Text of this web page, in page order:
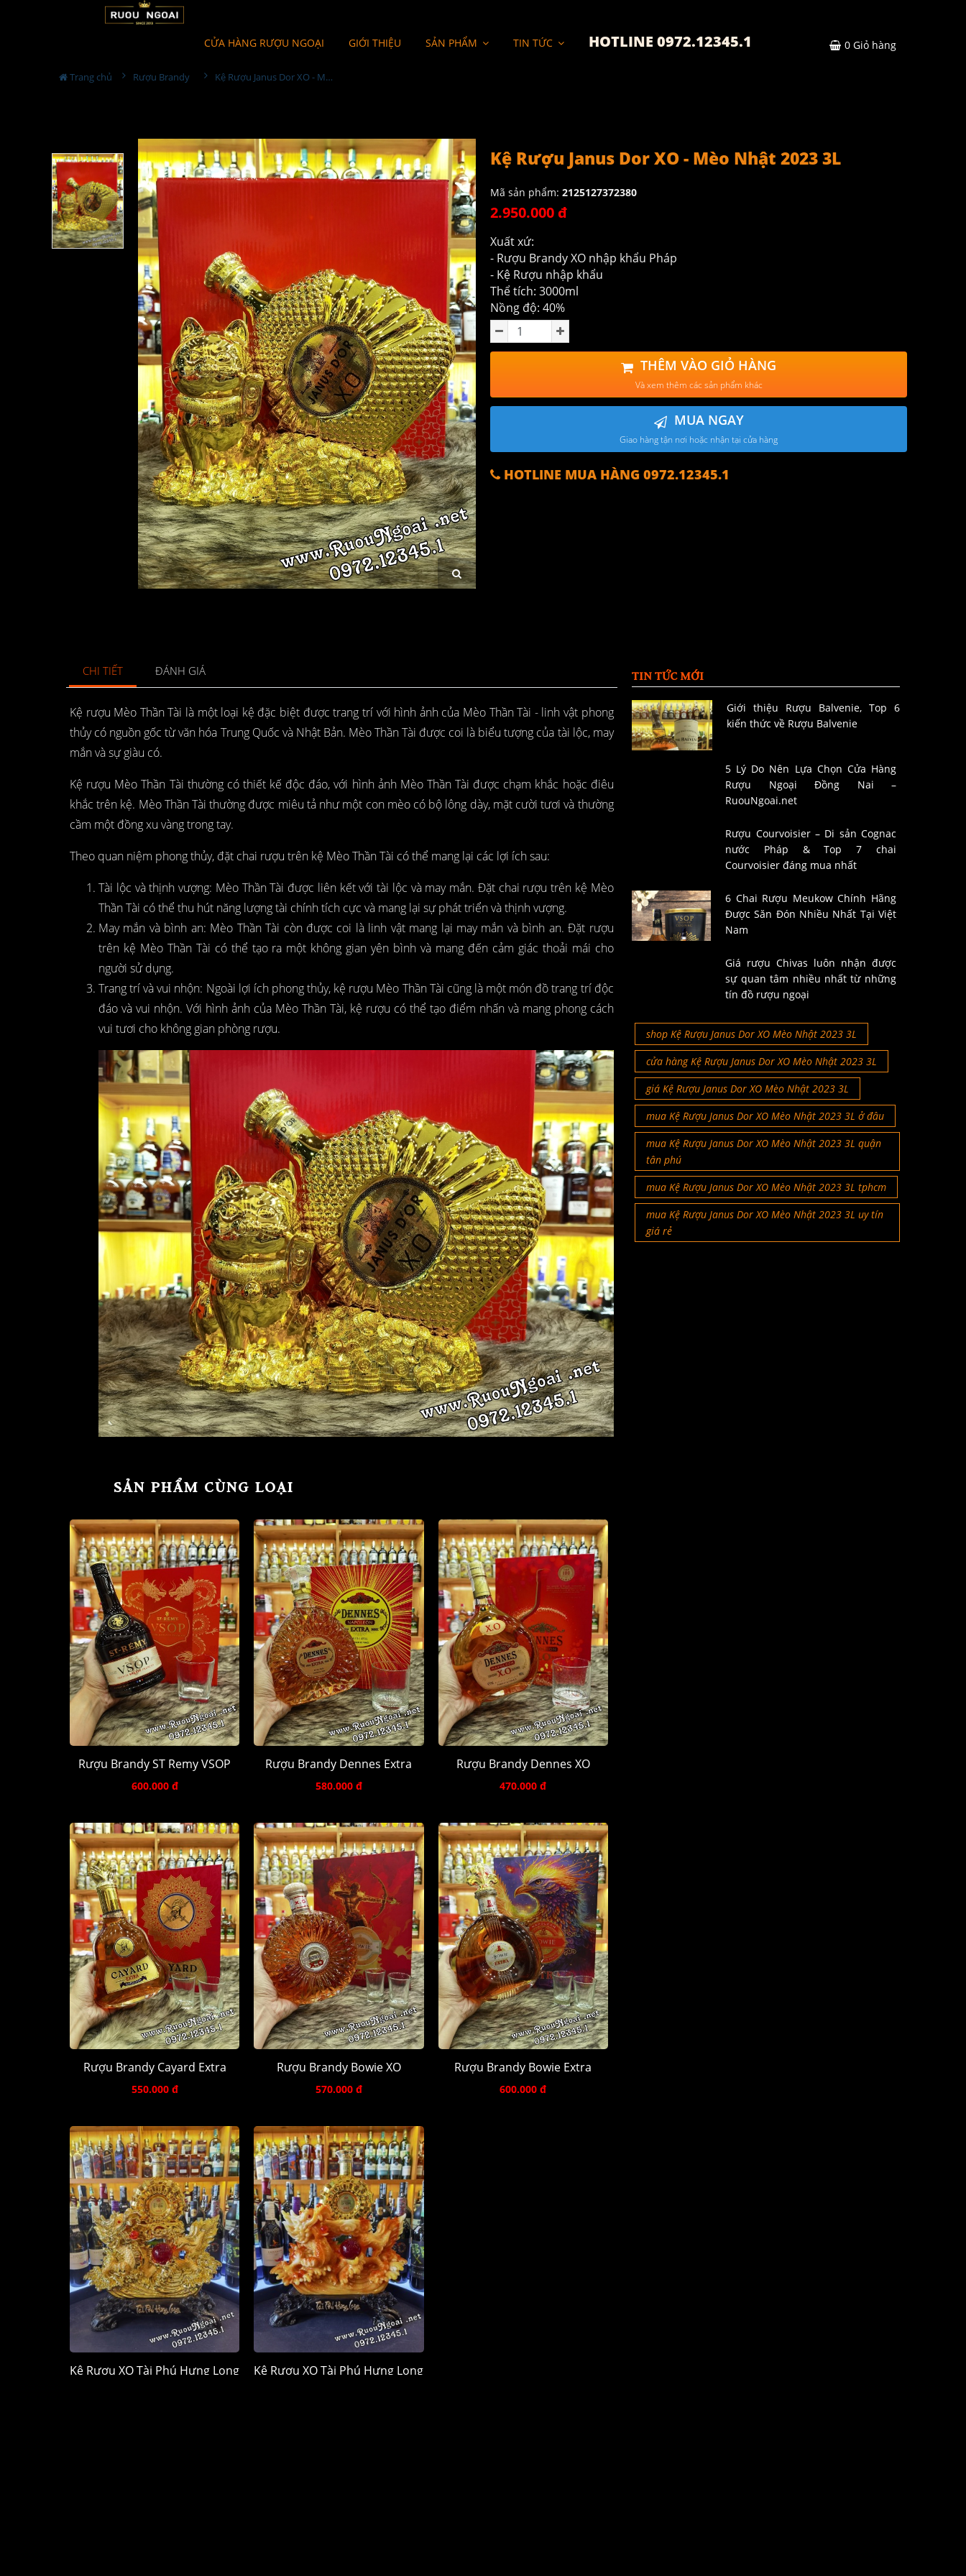
CỬA HÀNG RƯỢU NGOẠI GIỚI THIỆU SẢN PHẨM TIN TỨC HOTLINE 0972.12345.1 0 Giỏ hàng
Trang chủ Rượu Brandy Kệ Rượu Janus Dor XO - Mèo Nhật 2023 3L
Kệ Rượu Janus Dor XO - Mèo Nhật 2023 3L
Mã sản phẩm: 2125127372380
2.950.000 đ
Xuất xứ:
- Rượu Brandy XO nhập khẩu Pháp
- Kệ Rượu nhập khẩu
Thể tích: 3000ml
Nồng độ: 40%
THÊM VÀO GIỎ HÀNG
Và xem thêm các sản phẩm khác
MUA NGAY
Giao hàng tận nơi hoặc nhận tại cửa hàng
HOTLINE MUA HÀNG 0972.12345.1
CHI TIẾT ĐÁNH GIÁ
Kệ rượu Mèo Thần Tài là một loại kệ đặc biệt được trang trí với hình ảnh của Mèo Thần Tài - linh vật phong
thủy có nguồn gốc từ văn hóa Trung Quốc và Nhật Bản. Mèo Thần Tài được coi là biểu tượng của tài lộc, may
mắn và sự giàu có.
Kệ rượu Mèo Thần Tài thường có thiết kế độc đáo, với hình ảnh Mèo Thần Tài được chạm khắc hoặc điêu
khắc trên kệ. Mèo Thần Tài thường được miêu tả như một con mèo có bộ lông dày, mặt cười tươi và thường
cầm một đồng xu vàng trong tay.
Theo quan niệm phong thủy, đặt chai rượu trên kệ Mèo Thần Tài có thể mang lại các lợi ích sau:
Tài lộc và thịnh vượng: Mèo Thần Tài được liên kết với tài lộc và may mắn. Đặt chai rượu trên kệ Mèo
Thần Tài có thể thu hút năng lượng tài chính tích cực và mang lại sự phát triển và thịnh vượng.
May mắn và bình an: Mèo Thần Tài còn được coi là linh vật mang lại may mắn và bình an. Đặt rượu
trên kệ Mèo Thần Tài có thể tạo ra một không gian yên bình và mang đến cảm giác thoải mái cho
người sử dụng.
Trang trí và vui nhộn: Ngoài lợi ích phong thủy, kệ rượu Mèo Thần Tài cũng là một món đồ trang trí độc
đáo và vui nhộn. Với hình ảnh của Mèo Thần Tài, kệ rượu có thể tạo điểm nhấn và mang phong cách
vui tươi cho không gian phòng rượu.
SẢN PHẨM CÙNG LOẠI
Rượu Brandy ST Remy VSOP
600.000 đ
Rượu Brandy Dennes Extra
580.000 đ
Rượu Brandy Dennes XO
470.000 đ
Rượu Brandy Cayard Extra
550.000 đ
Rượu Brandy Bowie XO
570.000 đ
Rượu Brandy Bowie Extra
600.000 đ
Kệ Rượu XO Tài Phú Hưng Long
Kệ Rượu XO Tài Phú Hưng Long
TIN TỨC MỚI
Giới thiệu Rượu Balvenie, Top 6
kiến thức về Rượu Balvenie
5 Lý Do Nên Lựa Chọn Cửa Hàng
Rượu Ngoại Đồng Nai –
RuouNgoai.net
Rượu Courvoisier – Di sản Cognac
nước Pháp & Top 7 chai
Courvoisier đáng mua nhất
6 Chai Rượu Meukow Chính Hãng
Được Săn Đón Nhiều Nhất Tại Việt
Nam
Giá rượu Chivas luôn nhận được
sự quan tâm nhiều nhất từ những
tín đồ rượu ngoại
shop Kệ Rượu Janus Dor XO Mèo Nhật 2023 3L
cửa hàng Kệ Rượu Janus Dor XO Mèo Nhật 2023 3L
giá Kệ Rượu Janus Dor XO Mèo Nhật 2023 3L
mua Kệ Rượu Janus Dor XO Mèo Nhật 2023 3L ở đâu
mua Kệ Rượu Janus Dor XO Mèo Nhật 2023 3L quận
tân phú
mua Kệ Rượu Janus Dor XO Mèo Nhật 2023 3L tphcm
mua Kệ Rượu Janus Dor XO Mèo Nhật 2023 3L uy tín
giá rẻ